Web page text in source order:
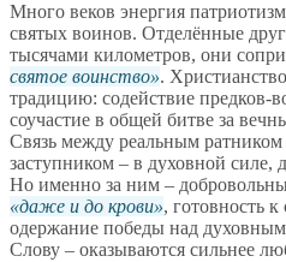
Много веков энергия
святых воинов. Отделённые
тысячами километров, они
святое воинство .
традицию: содействие предков-
соучастие в общей битве за
Связь между реальным
заступником – в духовной силе,
Но именно за ним –
даже и до крови , готовность
одержание победы над
Слову – оказываются сильнее